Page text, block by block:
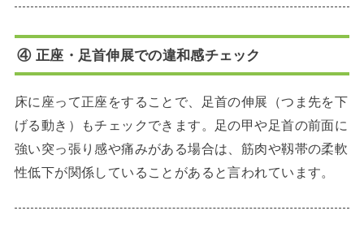
④ 正座・足首伸展での違和感チェック
床に座って正座をすることで、足首の伸展（つま先を下
げる動き）もチェックできます。足の甲や足首の前面に
強い突っ張り感や痛みがある場合は、筋肉や靱帯の柔軟
性低下が関係していることがあると言われています。